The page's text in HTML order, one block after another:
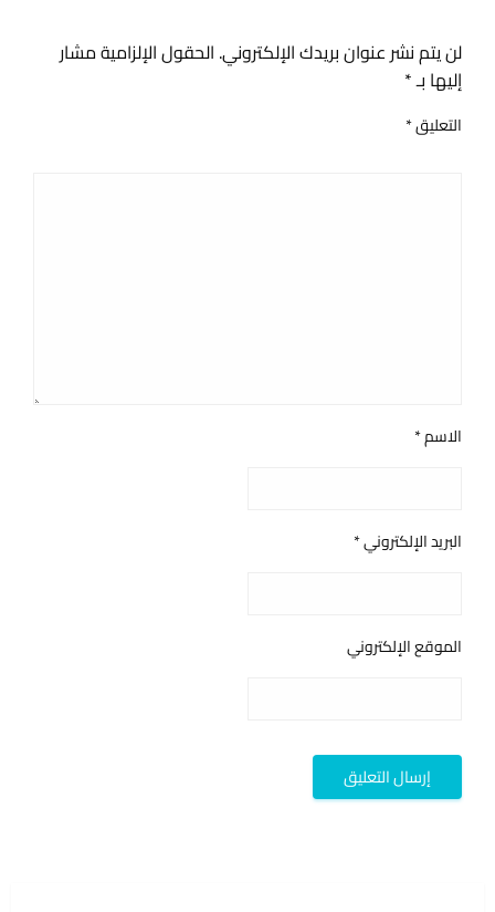
لن يتم نشر عنوان بريدك الإلكتروني. الحقول الإلزامية مشار
إليها بـ*
التعليق*
الاسم*
البريد الإلكتروني*
الموقع الإلكتروني